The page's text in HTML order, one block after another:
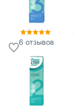
6 отзывов